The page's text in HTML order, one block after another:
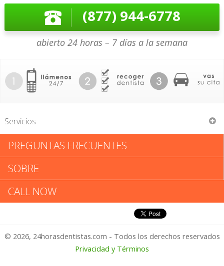
(877) 944-6778
abierto 24 horas – 7 días a la semana
Servicios
LinS Dental Clinic Inc
LinS Dental Clinic Inc: Califica tu
Experiencia
1 – No Feliz
PREGUNTAS FRECUENTES
SOBRE
CALL NOW
© 2026, 24horasdentistas.com - Todos los derechos reservados
Privacidad y Términos